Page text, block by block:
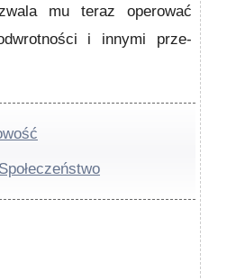
mu teraz operować
i innymi prze­
Społeczeństwo